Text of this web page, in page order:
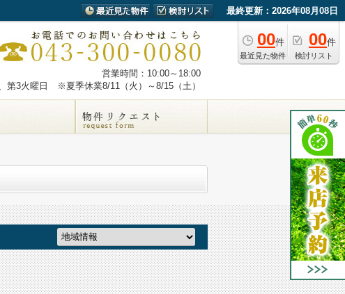
最終更新：2026年08月08日
00件
最近見た物件
00件
検討リスト
営業時間：10:00～18:00
第3火曜日 ※夏季休業8/11（火）～8/15（土）